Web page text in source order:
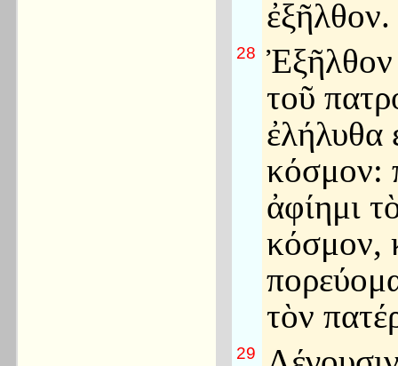
ἐξῆλθον.
28
τοῦ
ἐλήλυθα
κόσμον:
ἀφίημι
κόσμον,
τὸν
29